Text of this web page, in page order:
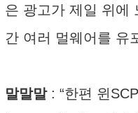
은 광고가 제일 위에
간 여러 멀웨어를 유
말말말: “한편 윈